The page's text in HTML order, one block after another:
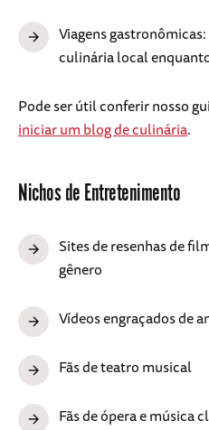
Viagens
culinária local
Pode ser útil conferir nosso
iniciar um blog de culinária.
Nichos de Entretenimento
Sites de resenhas de
gênero
Vídeos engraçados de
Fãs de teatro musical
Fãs de ópera e música